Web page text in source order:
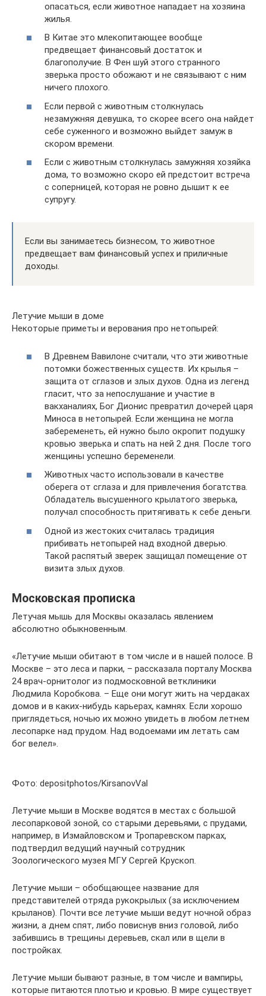
опасаться, если животное нападает на хозяина
жилья.
В Китае это млекопитающее вообще
предвещает финансовый достаток и
благополучие. В Фен шуй этого странного
зверька просто обожают и не связывают с ним
ничего плохого.
Если первой с животным столкнулась
незамужняя девушка, то скорее всего она найдет
себе суженного и возможно выйдет замуж в
скором времени.
Если с животным столкнулась замужняя хозяйка
дома, то возможно скоро ей предстоит встреча
с соперницей, которая не ровно дышит к ее
супругу.
Если вы занимаетесь бизнесом, то животное
предвещает вам финансовый успех и приличные
доходы.
Летучие мыши в доме
Некоторые приметы и верования про нетопырей:
В Древнем Вавилоне считали, что эти животные
потомки божественных существ. Их крылья –
защита от сглазов и злых духов. Одна из легенд
гласит, что за непослушание и участие в
вакханалиях, Бог Дионис превратил дочерей царя
Миноса в нетопырей. Если женщина не могла
забеременеть, ей нужно было окропит подушку
кровью зверька и спать на ней 2 дня. После того
женщины успешно беременели.
Животных часто использовали в качестве
оберега от сглаза и для привлечения богатства.
Обладатель высушенного крылатого зверька,
получал способность притягивать к себе деньги.
Одной из жестоких считалась традиция
прибивать нетопырей над входной дверью.
Такой распятый зверек защищал помещение от
визита злых духов.
Московская прописка
Летучая мышь для Москвы оказалась явлением
абсолютно обыкновенным.
«Летучие мыши обитают в том числе и в нашей полосе. В
Москве – это леса и парки, – рассказала порталу Москва
24 врач-орнитолог из подмосковной ветклиники
Людмила Коробкова. – Еще они могут жить на чердаках
домов и в каких-нибудь карьерах, камнях. Если хорошо
приглядеться, ночью их можно увидеть в любом летнем
лесопарке над прудом. Над водоемами им летать сам
бог велел».
Фото: depositphotos/KirsanovVal
Летучие мыши в Москве водятся в местах с большой
лесопарковой зоной, со старыми деревьями, с прудами,
например, в Измайловском и Тропаревском парках,
подтвердил ведущий научный сотрудник
Зоологического музея МГУ Сергей Крускоп.
Летучие мыши – обобщающее название для
представителей отряда рукокрылых (за исключением
крыланов). Почти все летучие мыши ведут ночной образ
жизни, а днем спят, либо повиснув вниз головой, либо
забившись в трещины деревьев, скал или в щели в
постройках.
Летучие мыши бывают разные, в том числе и вампиры,
которые питаются плотью и кровью. В мире существует